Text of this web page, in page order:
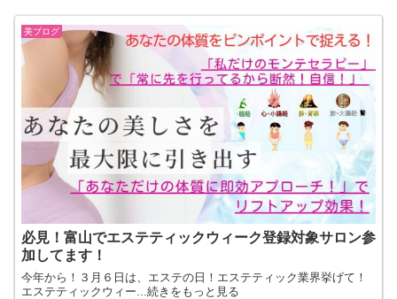
美ブログ
必見！富山でエステティックウィーク登録対象サロン参
加してます！
今年から！３月６日は、エステの日！エステティック業界挙げて！
エステティックウィー...続きをもっと見る